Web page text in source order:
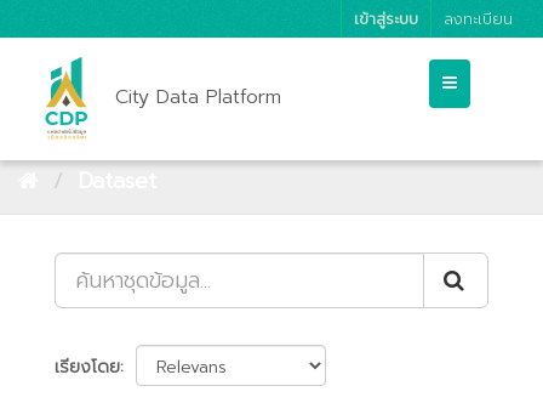
เข้าสู่ระบบ ลงทะเบียน
City Data Platform
เรียงโดย